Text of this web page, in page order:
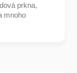
prkna,
mnoho